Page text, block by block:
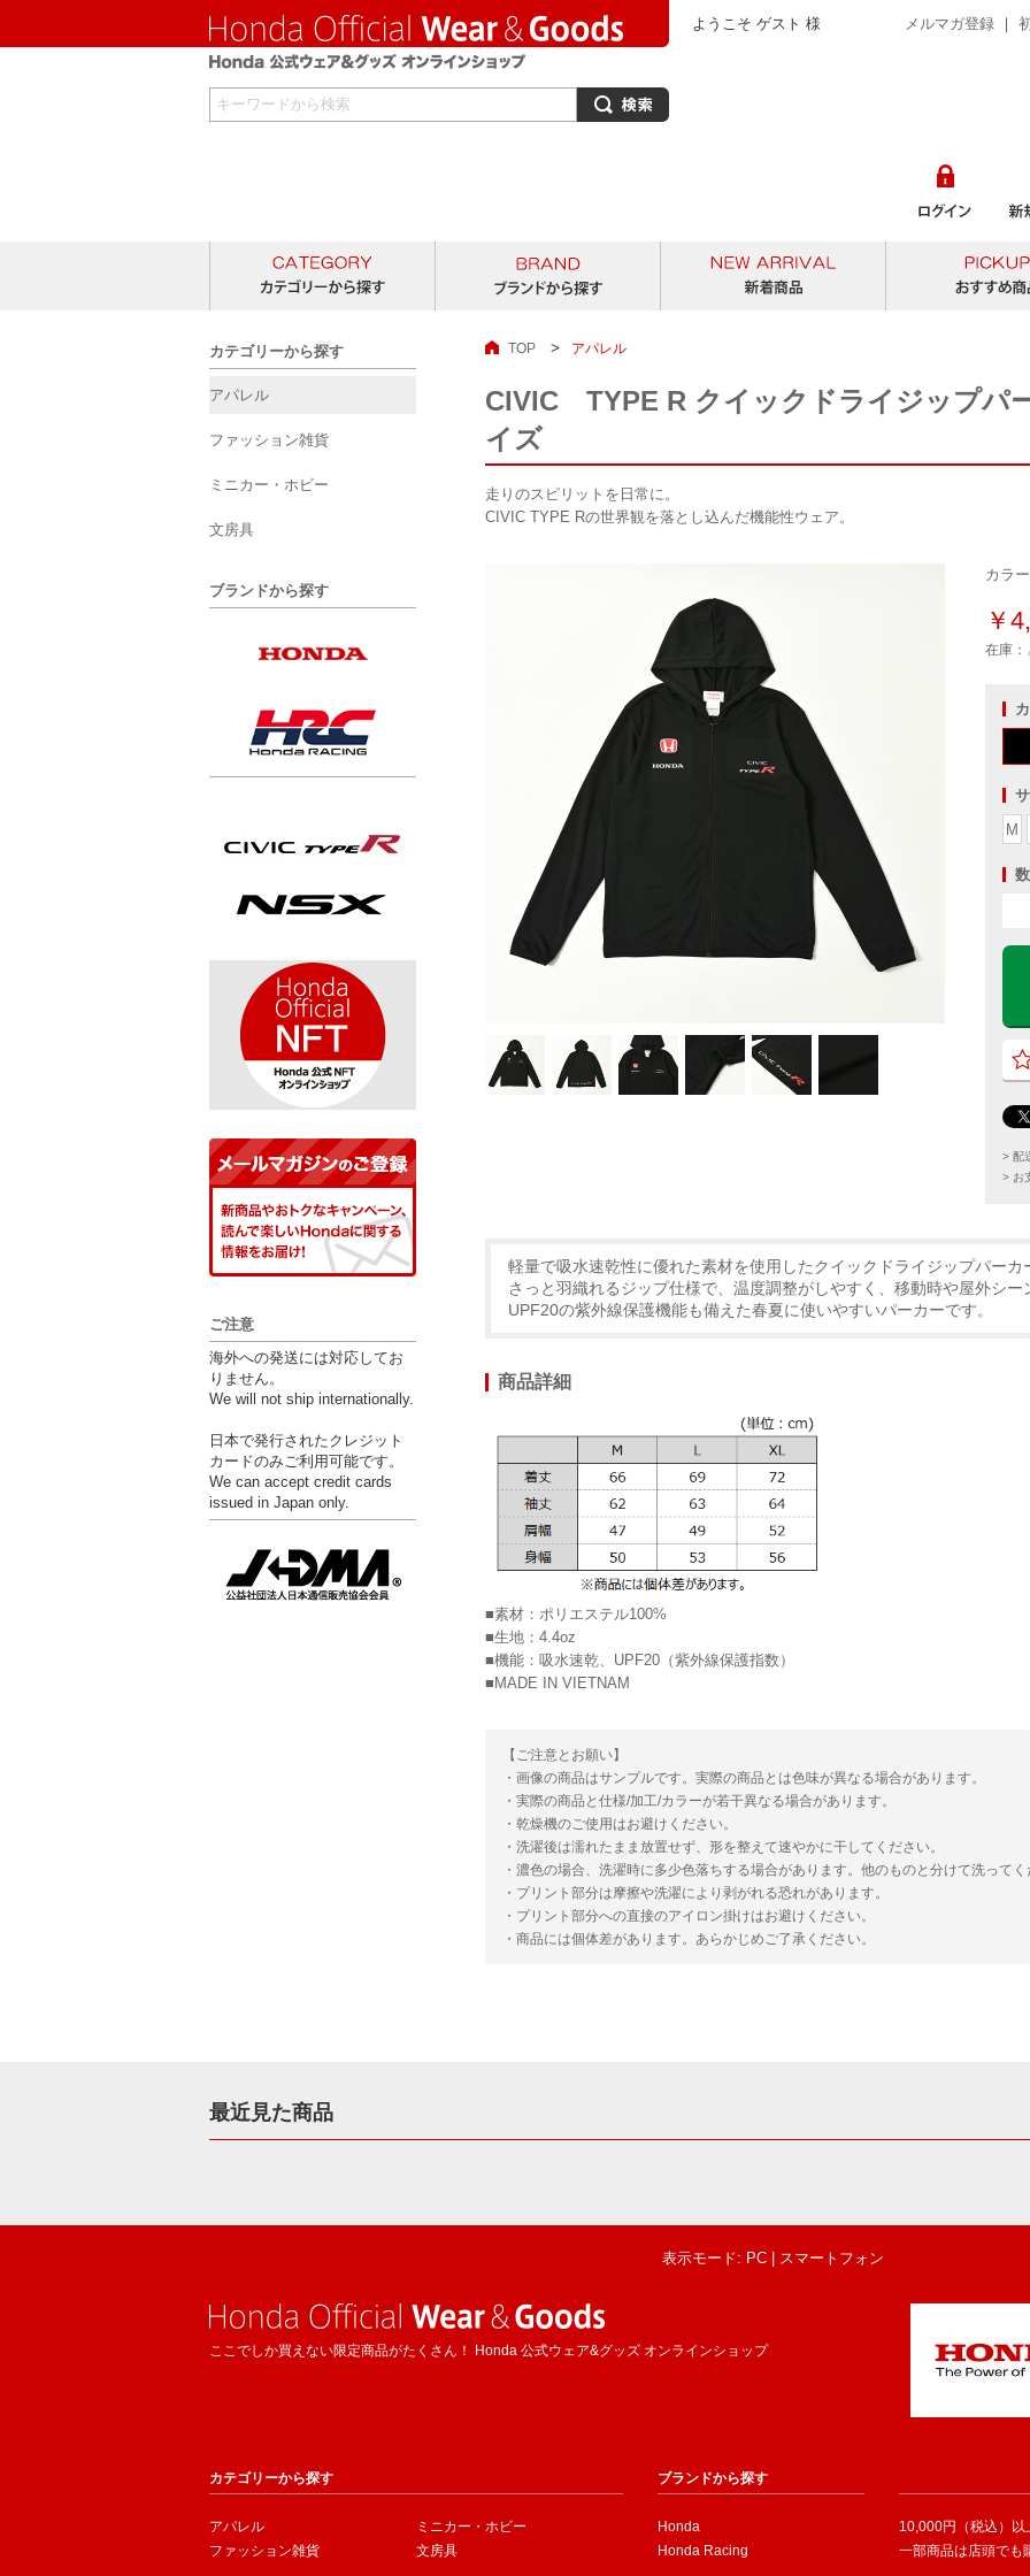
ようこそ ゲスト 様 メルマガ登録 ｜
TOP > アパレル
CIVIC TYPE R クイックドライジップ
イズ
走りのスピリットを日常に。
CIVIC TYPE Rの世界観を落とし込んだ機能性ウェア。
カラ
￥
在庫
M
> 配
> お
軽量で吸水速乾性に優れた素材を使用したクイックドライジップパーカ
さっと羽織れるジップ仕様で、温度調整がしやすく、移動時や屋外シー
UPF20の紫外線保護機能も備えた春夏に使いやすいパーカーです。
商品詳細
■素材：ポリエステル100%
■生地：4.4oz
■機能：吸水速乾、UPF20（紫外線保護指数）
■MADE IN VIETNAM
【ご注意とお願い】
・画像の商品はサンプルです。実際の商品とは色味が異なる場合があります。
・実際の商品と仕様/加工/カラーが若干異なる場合があります。
・乾燥機のご使用はお避けください。
・洗濯後は濡れたまま放置せず、形を整えて速やかに干してください。
・濃色の場合、洗濯時に多少色落ちする場合があります。他のものと分けて洗って
・プリント部分は摩擦や洗濯により剥がれる恐れがあります。
・プリント部分への直接のアイロン掛けはお避けください。
・商品には個体差があります。あらかじめご了承ください。
カテゴリーから探す
アパレル
ファッション雑貨
ミニカー・ホビー
文房具
ブランドから探す
ご注意
海外への発送には対応してお
りません。
We will not ship internationally.
日本で発行されたクレジット
カードのみご利用可能です。
We can accept credit cards
issued in Japan only.
最近見た商品
表示モード: PC | スマートフォン
ここでしか買えない限定商品がたくさん！ Honda 公式ウェア&グッズ オンラインショップ
カテゴリーから探す
アパレル
ファッション雑貨
ミニカー・ホビー
文房具
ブランドから探す
Honda
Honda Racing
10,000円（税込）以
一部商品は店頭でも